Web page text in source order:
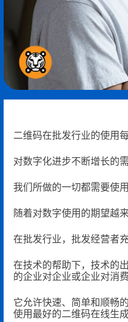
二维码在批发行业的使用
对数字化进步不断增长的
我们所做的一切都需要使
随着对数字使用的期望越
在批发行业，批发经营者
在技术的帮助下，技术的出
的企业对企业或企业对消
它允许快速、简单和顺畅
使用最好的二维码在线生